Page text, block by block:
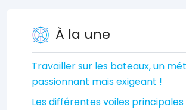
À la une
Travailler sur les bateaux, un
passionnant mais exigeant !
Les différentes voiles